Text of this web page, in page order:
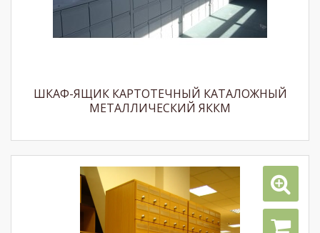
ШКАФ-ЯЩИК КАРТОТЕЧНЫЙ КАТАЛОЖНЫЙ
МЕТАЛЛИЧЕСКИЙ ЯККМ